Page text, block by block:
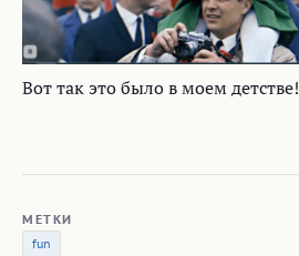
Вот так это было в моем детстве!
МЕТКИ
fun